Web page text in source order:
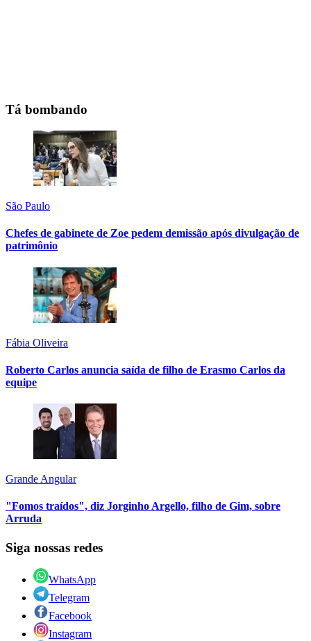
Tá bombando
São Paulo
Chefes de gabinete de Zoe pedem demissão após divulgação de
patrimônio
Fábia Oliveira
Roberto Carlos anuncia saída de filho de Erasmo Carlos da
equipe
Grande Angular
"Fomos traídos", diz Jorginho Argello, filho de Gim, sobre
Arruda
Siga nossas redes
WhatsApp
Telegram
Facebook
Instagram